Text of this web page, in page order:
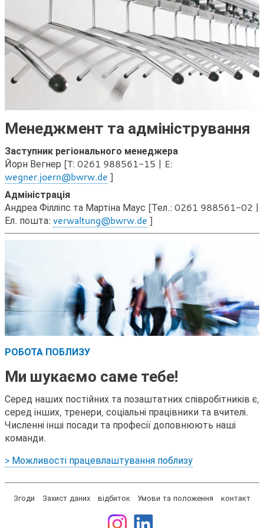
Менеджмент та адміністрування
Заступник регіонального менеджера
Йорн Вегнер [T: 0261 988561-15 | E:
wegner.joern@bwrw.de ]
Адміністрація
Андреа Філліпс та Мартіна Маус [Тел.: 0261 988561-02 |
Ел. пошта: verwaltung@bwrw.de ]
РОБОТА ПОБЛИЗУ
Ми шукаємо саме тебе!
Серед наших постійних та позаштатних співробітників є,
серед інших, тренери, соціальні працівники та вчителі.
Численні інші посади та професії доповнюють наші
команди.
> Можливості працевлаштування поблизу
Згоди Захист даних відбиток Умови та положення контакт